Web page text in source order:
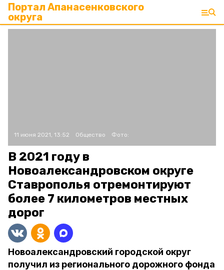
Портал Апанасенковского
округа
11 июня 2021, 13:52 Общество Фото:
В 2021 году в
Новоалександровском округе
Ставрополья отремонтируют
более 7 километров местных
дорог
Новоалександровский городской округ
получил из регионального дорожного фонда